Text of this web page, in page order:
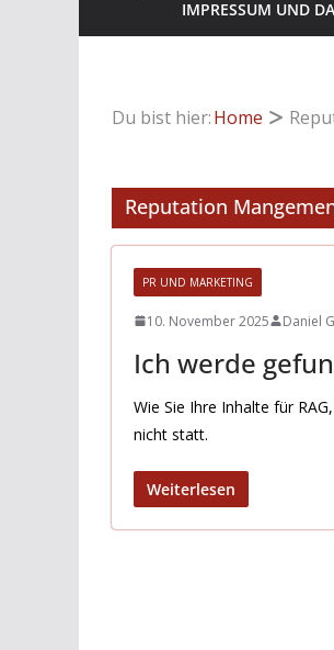
IMPRESSUM UND
Du bist hier:Home
Reputation
PR UND MARKETING
10. November 2025 Daniel
Ich werde
Wie Sie Ihre Inhalte für
nicht statt.
Weiterlesen